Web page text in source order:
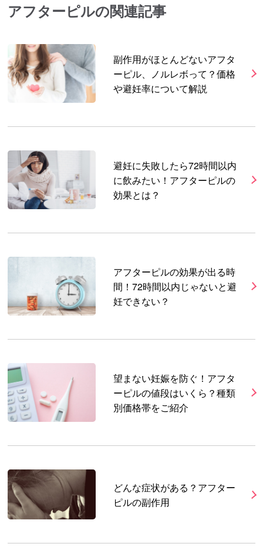
アフターピルの関連記事
副作用がほとんどないアフタ
ーピル、ノルレボって？価格
や避妊率について解説
避妊に失敗したら72時間以内
に飲みたい！アフターピルの
効果とは？
アフターピルの効果が出る時
間！72時間以内じゃないと避
妊できない？
望まない妊娠を防ぐ！アフタ
ーピルの値段はいくら？種類
別価格帯をご紹介
どんな症状がある？アフター
ピルの副作用